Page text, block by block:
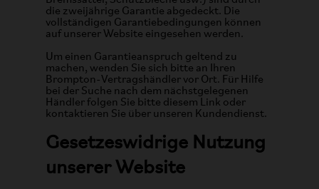
die zweijährige Garantie abgedeckt. Die
vollständigen Garantiebedingungen können
auf unserer Website eingesehen werden.
Um einen Garantieanspruch geltend zu
machen, wenden Sie sich bitte an Ihren
Brompton-Vertragshändler vor Ort. Für Hilfe
bei der Suche nach dem nächstgelegenen
Händler folgen Sie bitte diesem Link oder
kontaktieren Sie über unseren Kundendienst.
Gesetzeswidrige Nutzung
unserer Website